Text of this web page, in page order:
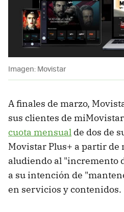
Imagen: Movistar
A finales de marzo,
sus clientes de
cuota mensual de dos de
Movistar Plus+ a partir de
aludiendo al "incremento
a su intención de
en servicios y contenidos.